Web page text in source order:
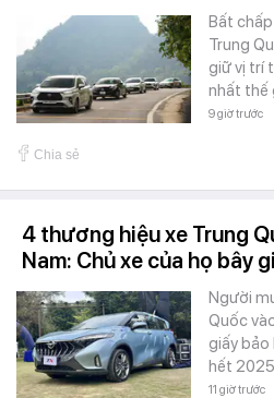
Bất
Trung
giữ vị trí
nhất thế
9 giờ trước
Chia sẻ
4 thương hiệu xe Trung
Nam: Chủ xe của họ bây
Người
Quốc
giấy bảo
hết
11 giờ trước